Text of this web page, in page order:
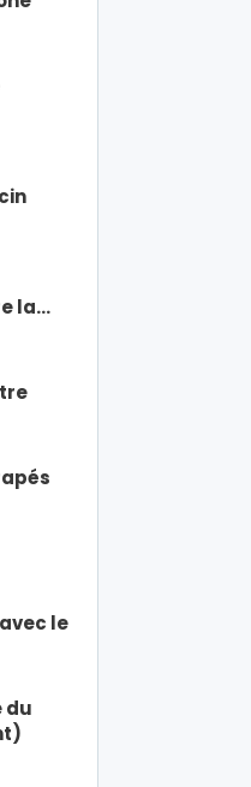
la…
le
du